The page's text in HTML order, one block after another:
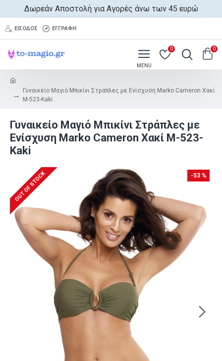
Δωρεάν Αποστολή για Αγορές άνω των 45 ευρώ
ΕΊΣΟΔΟΣ ΕΓΓΡΑΦΉ
0 0
Γυναικείο Μαγιό Μπικίνι Στράπλες με Ενίσχυση Marko Cameron Χακί
M-523-Kaki
Γυναικείο Μαγιό Μπικίνι Στράπλες με
Ενίσχυση Marko Cameron Χακί M-523-
Kaki
-53 %
OUT OF STOCK